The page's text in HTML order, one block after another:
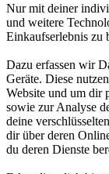
Nur mit deiner
und weitere
Einkaufserlebnis zu
Dazu erfassen wir
Geräte. Diese
Website und um dir
sowie zur Analyse
deine
dir über deren
du deren Dienste